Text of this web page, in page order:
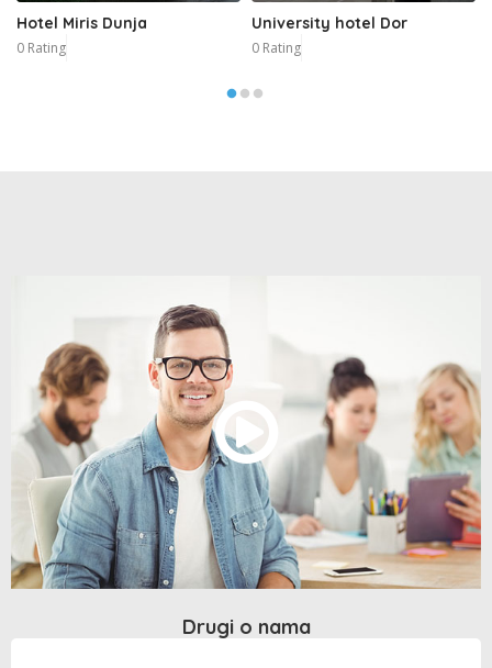
Hotel Miris Dunja
0 Rating
University hotel Dor
0 Rating
Drugi o nama